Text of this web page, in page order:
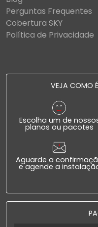
Perguntas Frequentes
Cobertura SKY
Política de Privacidade
VEJA COMO É
Escolha um de
planos ou pacotes
Aguarde a
e agende a